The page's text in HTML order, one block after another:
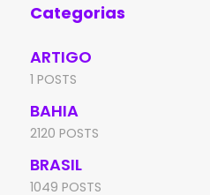
Categorias
ARTIGO
1 POSTS
BAHIA
2120 POSTS
BRASIL
1049 POSTS